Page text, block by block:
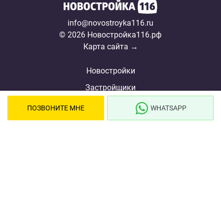
info@novostroyka116.ru
© 2026 Новостройка116.рф
Карта сайта →
Новостройки
Застройщики
Ипотечный калькулятор
ПОЗВОНИТЕ МНЕ WHATSAPP